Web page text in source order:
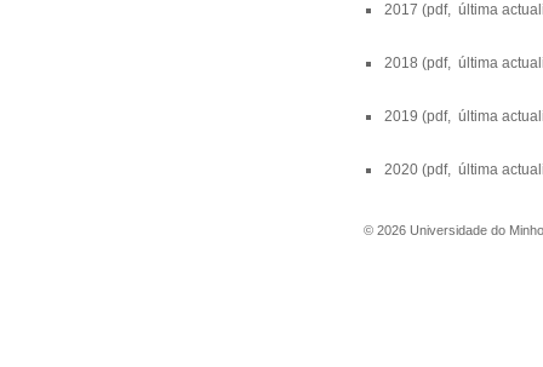
2017 (pdf, última
2018 (pdf, última
2019 (pdf, última
2020 (pdf, última
© 2026 Universidade do